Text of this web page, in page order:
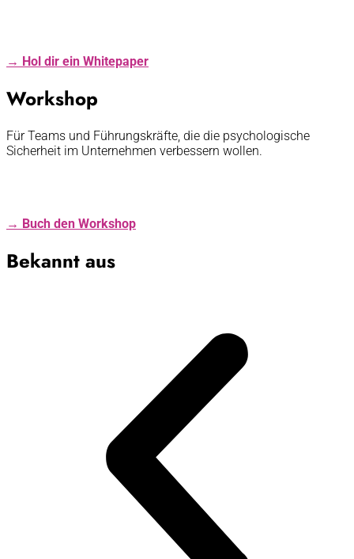
→ Hol dir ein Whitepaper
Workshop
Für Teams und Führungskräfte, die die psychologische
Sicherheit im Unternehmen verbessern wollen.
→ Buch den Workshop
Bekannt aus